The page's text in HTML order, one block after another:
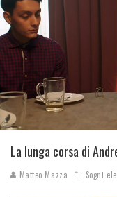
La lunga corsa di
Matteo Mazza Sogni